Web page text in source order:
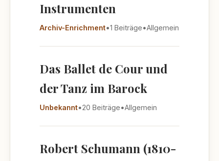
Instrumenten
Archiv-Enrichment•1 Beiträge•Allgemein
Das Ballet de Cour und
der Tanz im Barock
Unbekannt•20 Beiträge•Allgemein
Robert Schumann (1810-